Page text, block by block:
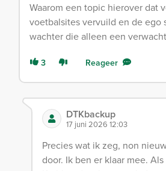
Waarom een topic hierover dat
voetbalsites vervuild en de ego
wachter die alleen een
3 Reageer
DTKbackup
17 juni 2026 12:03
Precies wat ik zeg, non
door. Ik ben er klaar mee.